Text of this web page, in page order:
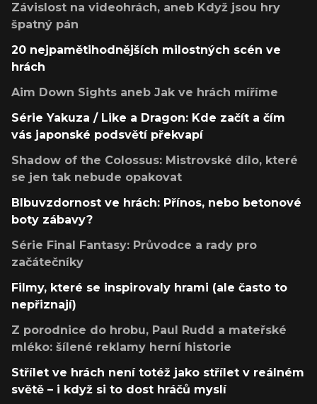
Závislost na videohrách, aneb Když jsou hry
špatný pán
20 nejpamětihodnějších milostných scén ve
hrách
Aim Down Sights aneb Jak ve hrách míříme
Série Yakuza / Like a Dragon: Kde začít a čím
vás japonské podsvětí překvapí
Shadow of the Colossus: Mistrovské dílo, které
se jen tak nebude opakovat
Blbuvzdornost ve hrách: Přínos, nebo betonové
boty zábavy?
Série Final Fantasy: Průvodce a rady pro
začátečníky
Filmy, které se inspirovaly hrami (ale často to
nepřiznají)
Z porodnice do hrobu, Paul Rudd a mateřské
mléko: šílené reklamy herní historie
Střílet ve hrách není totéž jako střílet v reálném
světě – i když si to dost hráčů myslí